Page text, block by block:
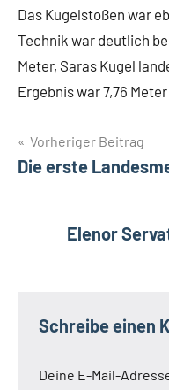
Das Kugelstoßen war
Technik war deutlich
Meter, Saras Kugel
Ergebnis war 7,76 Meter
Beitrags-
Navigation
Vorheriger Beitrag
Die erste
Elenor
Schreibe einen
Deine E-Mail-